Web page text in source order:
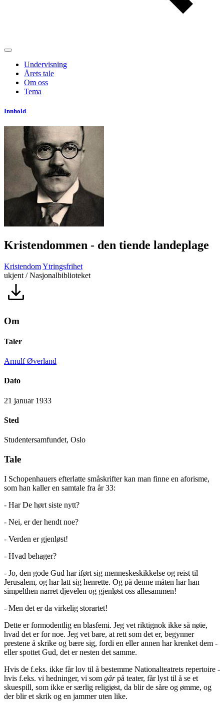
Undervisning
Årets tale
Om oss
Tema
Innhold
Kristendommen - den tiende landeplage
KristendomYtringsfrihet
ukjent / Nasjonalbiblioteket
Om
Taler
Arnulf Øverland
Dato
21 januar 1933
Sted
Studentersamfundet, Oslo
Tale
I Schopenhauers efterlatte småskrifter kan man finne en aforisme,
som han kaller en samtale fra år 33:
- Har De hørt siste nytt?
- Nei, er der hendt noe?
- Verden er gjenløst!
- Hvad behager?
- Jo, den gode Gud har iført sig menneskeskikkelse og reist til
Jerusalem, og har latt sig henrette. Og på denne måten har han
simpelthen narret djevelen og gjenløst oss allesammen!
- Men det er da virkelig storartet!
Dette er formodentlig en blasfemi. Jeg vet riktignok ikke så nøie,
hvad det er for noe. Jeg vet bare, at rett som det er, begynner
prestene å skrike og bære sig, fordi en eller annen har krenket dem -
eller spottet Gud, det er nesten det samme.
Hvis de f.eks. ikke får lov til å bestemme Nationalteatrets repertoire -
hvis f.eks. vi hedninger, vi som gårpå teater, får lyst til å se et
skuespill, som ikke er særlig religiøst, da blir de såre og ømme, og
der blir et skrik og en jammer uten like.